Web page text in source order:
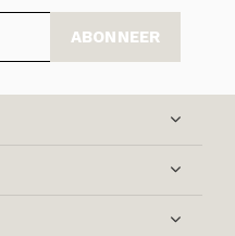
ABONNEER